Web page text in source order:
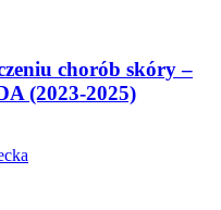
chorób skóry –
(2023-2025)